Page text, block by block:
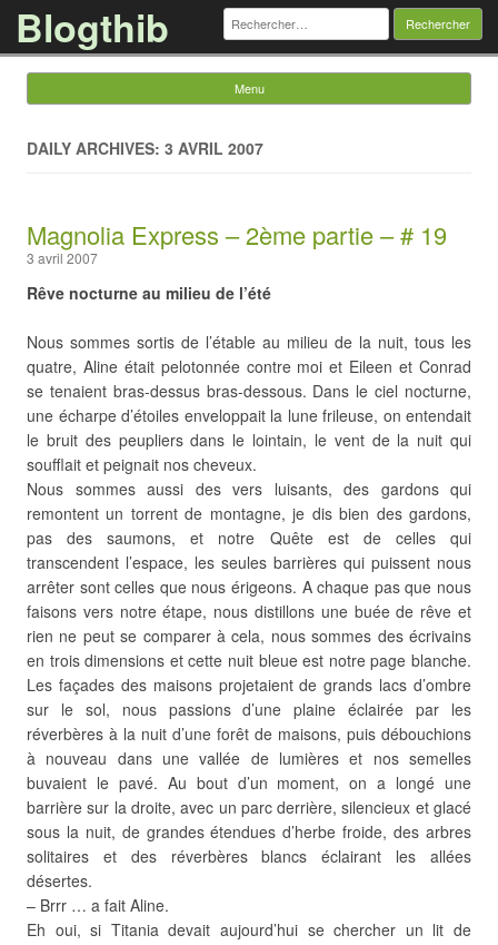
Blogthib Rechercher :
Menu
DAILY ARCHIVES: 3 AVRIL 2007
Magnolia Express – 2ème partie – # 19
3 avril 2007
Rêve nocturne au milieu de l’été
Nous sommes sortis de l’étable au milieu de la nuit, tous les
quatre, Aline était pelotonnée contre moi et Eileen et Conrad
se tenaient bras-dessus bras-dessous. Dans le ciel nocturne,
une écharpe d’étoiles enveloppait la lune frileuse, on entendait
le bruit des peupliers dans le lointain, le vent de la nuit qui
soufflait et peignait nos cheveux.
Nous sommes aussi des vers luisants, des gardons qui
remontent un torrent de montagne, je dis bien des gardons,
pas des saumons, et notre Quête est de celles qui
transcendent l’espace, les seules barrières qui puissent nous
arrêter sont celles que nous érigeons. A chaque pas que nous
faisons vers notre étape, nous distillons une buée de rêve et
rien ne peut se comparer à cela, nous sommes des écrivains
en trois dimensions et cette nuit bleue est notre page blanche.
Les façades des maisons projetaient de grands lacs d’ombre
sur le sol, nous passions d’une plaine éclairée par les
réverbères à la nuit d’une forêt de maisons, puis débouchions
à nouveau dans une vallée de lumières et nos semelles
buvaient le pavé. Au bout d’un moment, on a longé une
barrière sur la droite, avec un parc derrière, silencieux et glacé
sous la nuit, de grandes étendues d’herbe froide, des arbres
solitaires et des réverbères blancs éclairant les allées
désertes.
– Brrr … a fait Aline.
Eh oui, si Titania devait aujourd’hui se chercher un lit de